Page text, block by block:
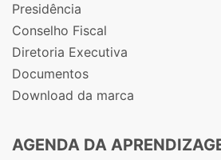
Presidência
Conselho Fiscal
Diretoria Executiva
Documentos
Download da marca
AGENDA DA